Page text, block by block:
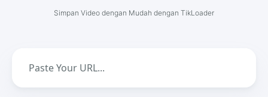
Simpan Video dengan Mudah dengan TikLoader